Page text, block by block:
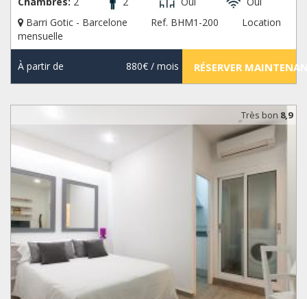
Barri Gotic - Barcelone
Ref. BHM1-200
Location
mensuelle
À partir de 880€/ mois RÉSERVER
Très bon 8,9